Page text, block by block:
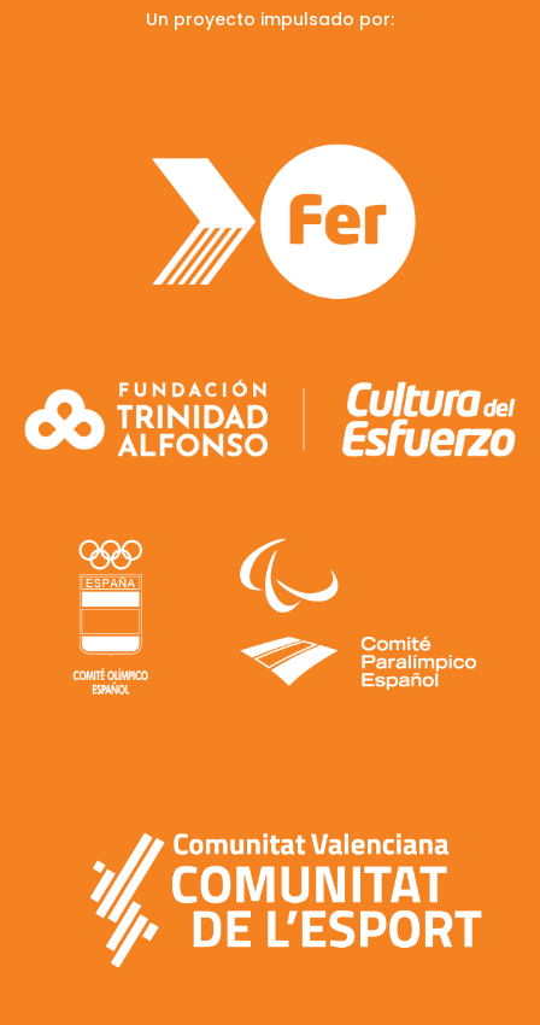
Un proyecto impulsado por: